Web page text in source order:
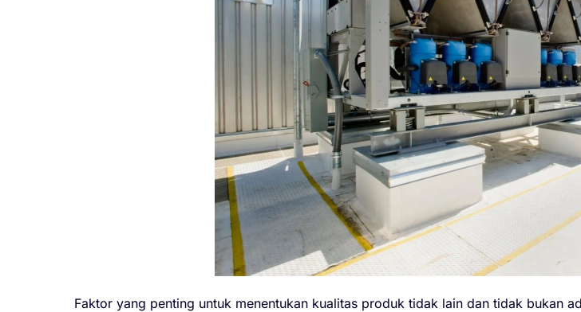
Faktor yang penting untuk menentukan kualitas produk tidak lain dan tidak bukan